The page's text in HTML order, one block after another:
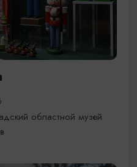
областной музей